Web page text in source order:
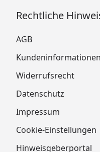
Rechtliche
AGB
Kundeninformationen
Widerrufsrecht
Datenschutz
Impressum
Cookie-Einstellungen
Hinweisgeberportal